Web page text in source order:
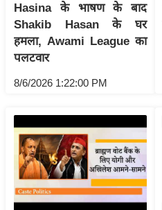
मा
तृ
भू
मि
स्तं
ए
म
.
आ
र
Hasina के भाषण के बाद
Shakib Hasan के घर
हमला, Awami League का
पलटवार
8/6/2026 1:22:00 PM